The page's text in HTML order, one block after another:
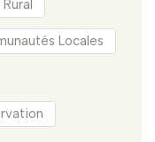
Locales